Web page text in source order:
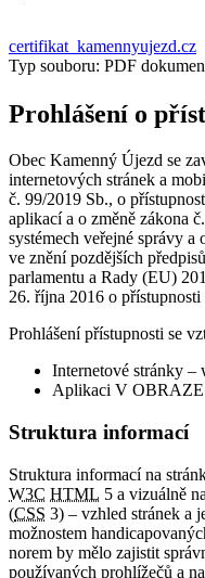
certifikat_kamennyujezd.cz
Typ souboru: PDF
Prohlášení o
Obec Kamenný Újezd se
internetových stránek a
č. 99/2019 Sb., o
aplikací a o změně zákona
systémech veřejné správy a
ve znění pozdějších
parlamentu a Rady (EU)
26. října 2016 o
Prohlášení přístupnosti se
Internetové stránky –
Aplikaci V
Struktura informací
Struktura informací na
W3C HTML 5 a vizuálně
(CSS 3) – vzhled stránek a
možnostem
norem by mělo zajistit
používaných prohlížečů a